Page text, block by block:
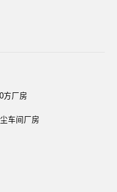
方厂房
车间厂房